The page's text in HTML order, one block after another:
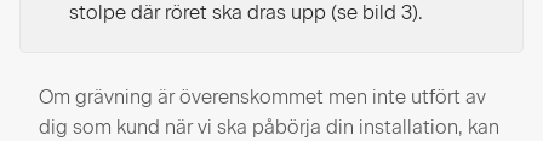
stolpe där röret ska dras upp (se bild 3).
Om grävning är överenskommet men inte utfört av
dig som kund när vi ska påbörja din installation, kan